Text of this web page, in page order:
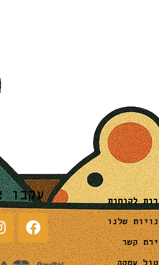
לקוחות
שלנו
קשר
עסקה
עקבו